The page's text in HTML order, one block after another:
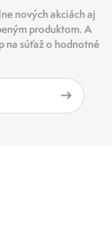
nových akciách aj
produktom. A
na súťaž o hodnotné